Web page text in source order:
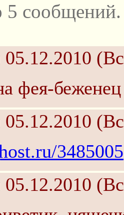
05.12.2010
фея-беженец
05.12.2010
3485005
05.12.2010